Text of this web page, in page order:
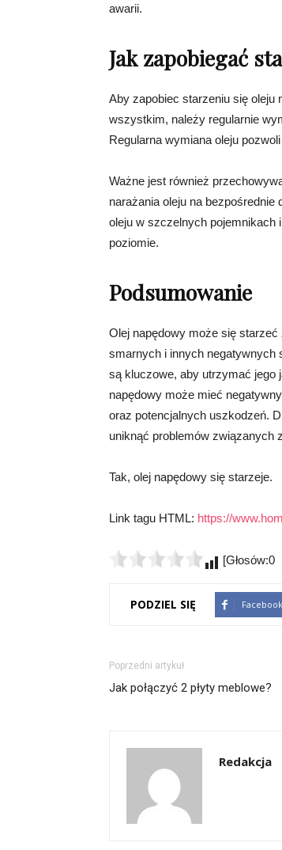
awarii.
Jak zapobiegać
Aby zapobiec starzeniu się oleju
wszystkim, należy regularnie
Regularna wymiana oleju
Ważne jest również
narażania oleju na bezpośrednie
oleju w szczelnych pojemnikach
poziomie.
Podsumowanie
Olej napędowy może się starzeć
smarnych i innych negatywnych
są kluczowe, aby utrzymać jego
napędowy może mieć
oraz potencjalnych uszkodzeń.
uniknąć problemów związanych
Tak, olej napędowy się starzeje.
Link tagu HTML: https://
PODZIEL SIĘ Facebook
Poprzedni artykuł
Jak połączyć 2 płyty meblowe?
Redakcja